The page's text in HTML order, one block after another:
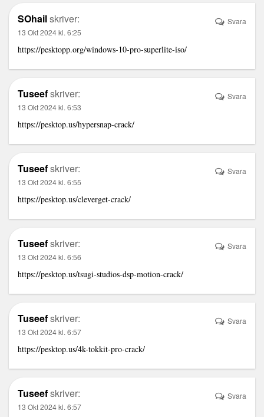
SOhailskriver:
13 Okt 2024 kl. 6:25
https://pesktopp.org/windows-10-pro-superlite-iso/
Svara
Tuseefskriver:
13 Okt 2024 kl. 6:53
https://pesktop.us/hypersnap-crack/
Svara
Tuseefskriver:
13 Okt 2024 kl. 6:55
https://pesktop.us/cleverget-crack/
Svara
Tuseefskriver:
13 Okt 2024 kl. 6:56
https://pesktop.us/tsugi-studios-dsp-motion-crack/
Svara
Tuseefskriver:
13 Okt 2024 kl. 6:57
https://pesktop.us/4k-tokkit-pro-crack/
Svara
Tuseefskriver:
13 Okt 2024 kl. 6:57
Svara